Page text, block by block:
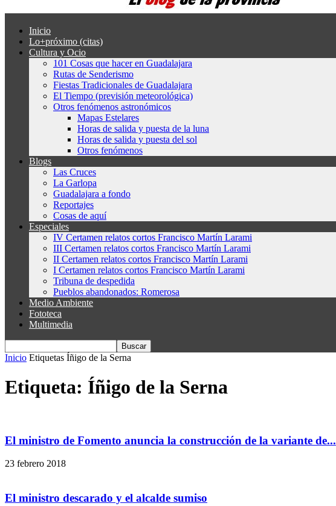
Inicio
Lo+próximo (citas)
Cultura y Ocio
101 Cosas que hacer en Guadalajara
Rutas de Senderismo
Fiestas Tradicionales de Guadalajara
El Tiempo (previsión meteorológica)
Otros fenómenos astronómicos
Mapas Estelares
Horas de salida y puesta de la luna
Horas de salida y puesta del sol
Otros fenómenos
Blogs
Las Cruces
La Garlopa
Guadalajara a fondo
Reportajes
Cosas de aquí
Especiales
IV Certamen relatos cortos Francisco Martín Larami
III Certamen relatos cortos Francisco Martín Larami
II Certamen relatos cortos Francisco Martín Larami
I Certamen relatos cortos Francisco Martín Larami
Tribuna de despedida
Pueblos abandonados: Romerosa
Medio Ambiente
Fototeca
Multimedia
Inicio Etiquetas Íñigo de la Serna
Etiqueta: Íñigo de la Serna
El ministro de Fomento anuncia la construcción de la variante de...
23 febrero 2018
El ministro descarado y el alcalde sumiso